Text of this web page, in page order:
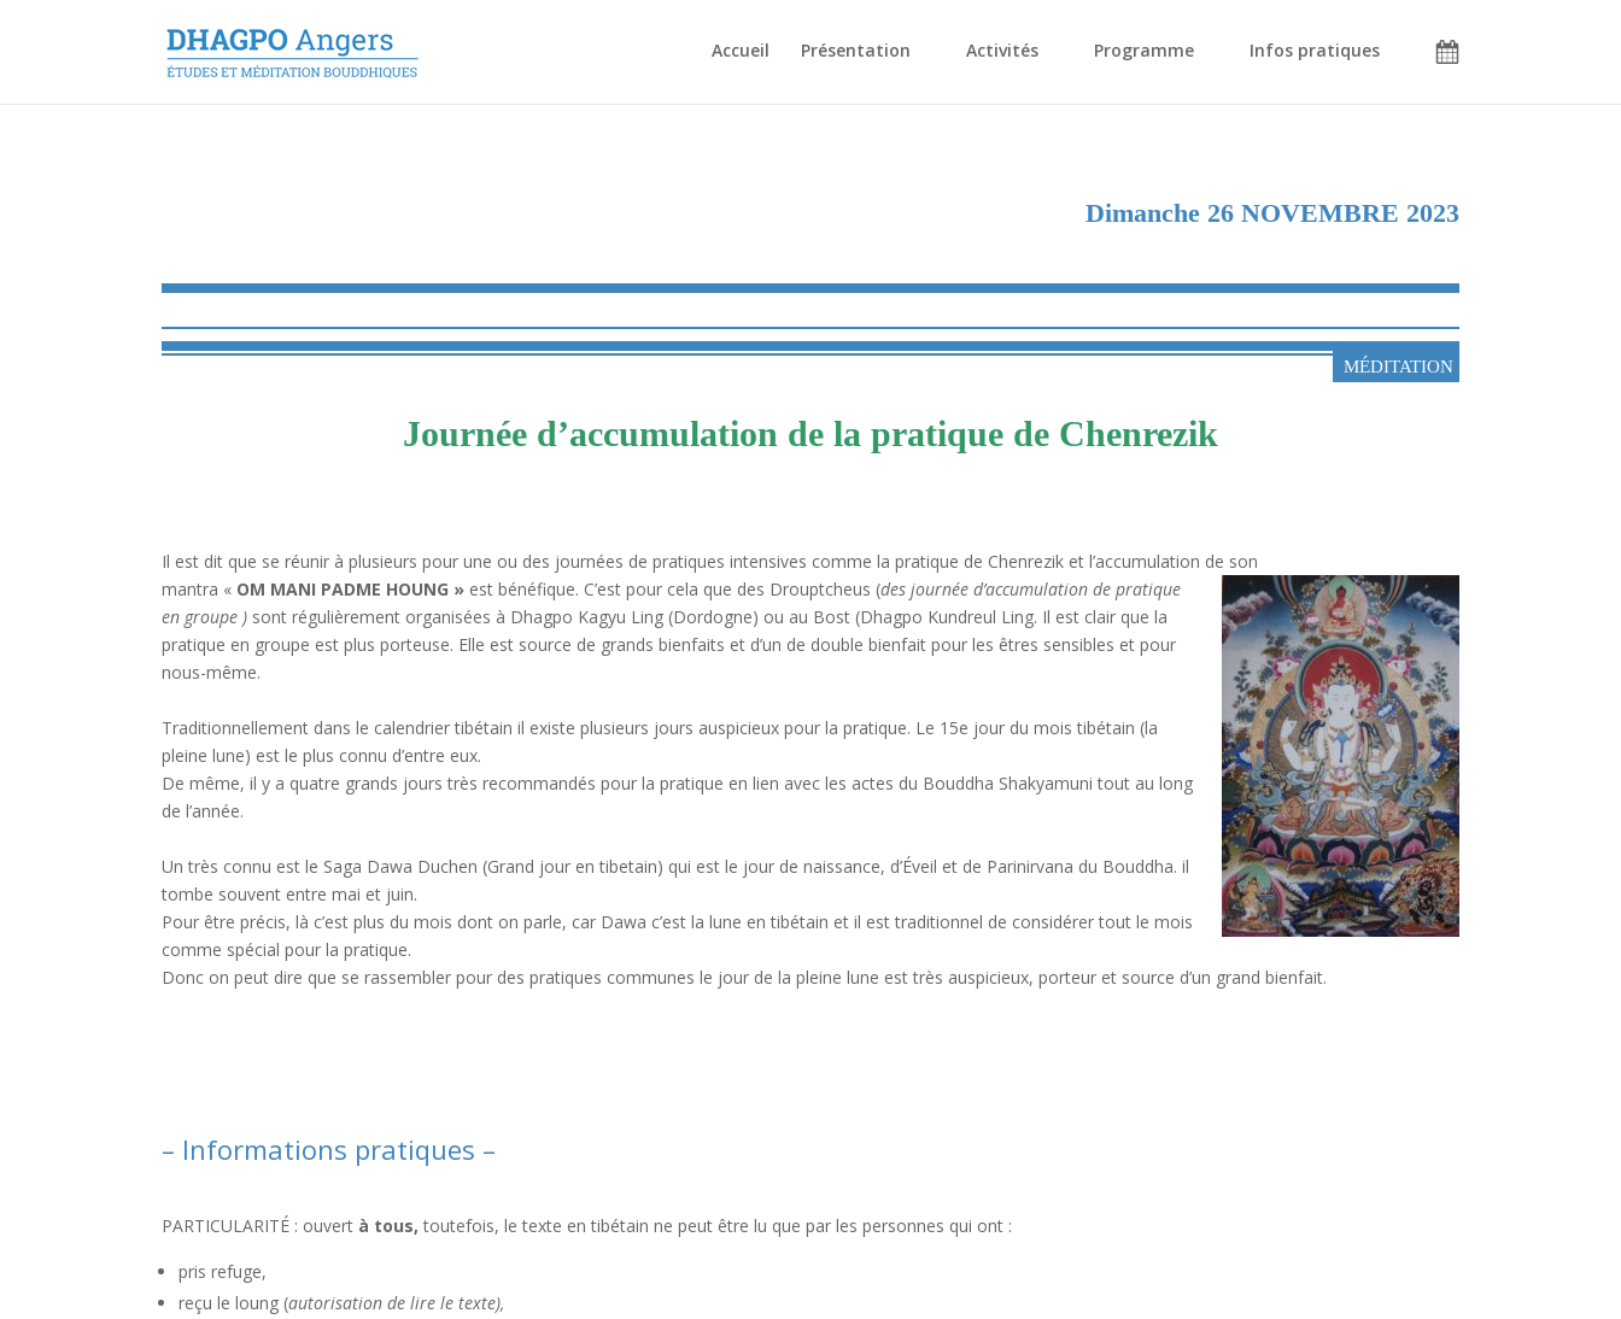
Accueil Présentation Activités Programme Infos pratiques
Dimanche 26 NOVEMBRE 2023
MÉDITATION
Journée d’accumulation de la pratique de Chenrezik
Il est dit que se réunir à plusieurs pour une ou des journées de pratiques intensives comme la pratique de Chenrezik et l’accumulation de son
mantra « OM MANI PADME HOUNG » est bénéfique. C’est pour cela que des Drouptcheus (des journée d’accumulation de pratique
en groupe ) sont régulièrement organisées à Dhagpo Kagyu Ling (Dordogne) ou au Bost (Dhagpo Kundreul Ling. Il est clair que la
pratique en groupe est plus porteuse. Elle est source de grands bienfaits et d’un de double bienfait pour les êtres sensibles et pour
nous-même.
Traditionnellement dans le calendrier tibétain il existe plusieurs jours auspicieux pour la pratique. Le 15e jour du mois tibétain (la
pleine lune) est le plus connu d’entre eux.
De même, il y a quatre grands jours très recommandés pour la pratique en lien avec les actes du Bouddha Shakyamuni tout au long
de l’année.
Un très connu est le Saga Dawa Duchen (Grand jour en tibetain) qui est le jour de naissance, d’Éveil et de Parinirvana du Bouddha. il
tombe souvent entre mai et juin.
Pour être précis, là c’est plus du mois dont on parle, car Dawa c’est la lune en tibétain et il est traditionnel de considérer tout le mois
comme spécial pour la pratique.
Donc on peut dire que se rassembler pour des pratiques communes le jour de la pleine lune est très auspicieux, porteur et source d’un grand bienfait.
– Informations pratiques –
PARTICULARITÉ : ouvert à tous,toutefois, le texte en tibétain ne peut être lu que par les personnes qui ont :
pris refuge,
reçu le loung (autorisation de lire le texte),